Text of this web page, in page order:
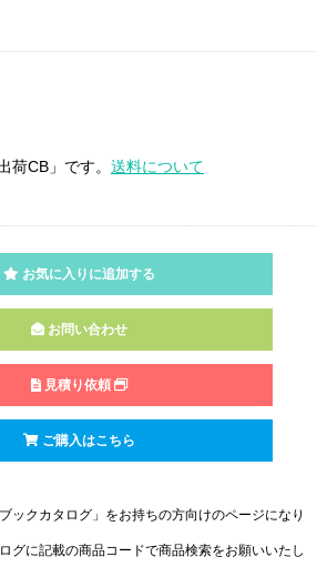
荷CB」です。 送料について
お気に入りに追加する
お問い合わせ
見積り依頼
ご購入はこちら
ックカタログ」をお持ちの方向けのページになり
グに記載の商品コードで商品検索をお願いいたし